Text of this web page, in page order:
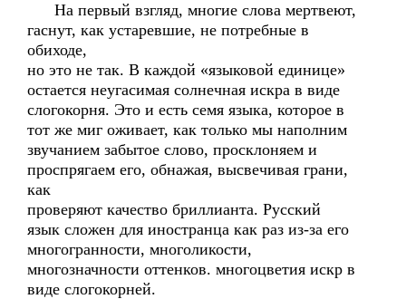
На первый взгляд, многие слова мертвеют,
гаснут, как устаревшие, не потребные в
обиходе,
но это не так. В каждой «языковой единице»
остается неугасимая солнечная искра в виде
слогокорня. Это и есть семя языка, которое в
тот же миг оживает, как только мы наполним
звучанием забытое слово, просклоняем и
проспрягаем его, обнажая, высвечивая грани,
как
проверяют качество бриллианта. Русский
язык сложен для иностранца как раз из-за его
многогранности, многоликости,
многозначности оттенков. многоцветия искр в
виде слогокорней.